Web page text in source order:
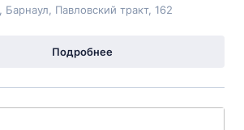
Барнаул, Павловский тракт, 162
Подробнее